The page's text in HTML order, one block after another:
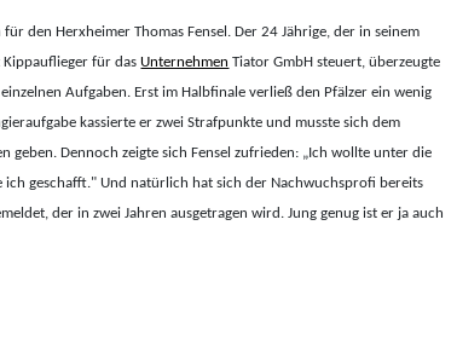
für den Herxheimer Thomas Fensel. Der 24 Jährige, der in seinem
Kippauflieger für dasUnternehmen Tiator GmbH steuert, überzeugte
Aufgaben. Erst im Halbfinale verließ den Pfälzer ein wenig
kassierte er zwei Strafpunkte und musste sich dem
geben. Dennoch zeigte sich Fensel zufrieden: „Ich wollte unter die
ich geschafft." Und natürlich hat sich der Nachwuchsprofi bereits
der in zwei Jahren ausgetragen wird. Jung genug ist er ja auch